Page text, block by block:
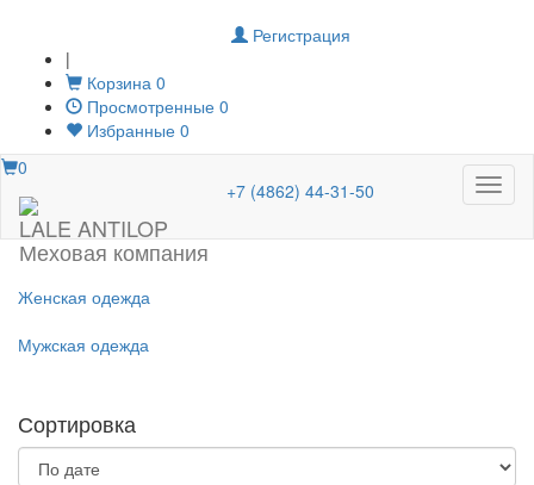
Регистрация
|
Корзина 0
Просмотренные 0
Избранные 0
Меню
0
LALE ANTILOP
Меховая компания
+7 (4862) 44-31-50
Женская одежда
Мужская одежда
Сортировка